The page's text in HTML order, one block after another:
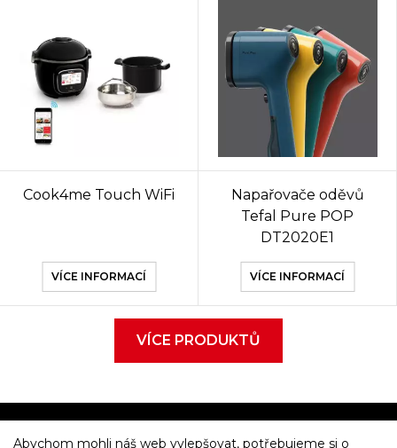
Cook4me Touch WiFi
VÍCE INFORMACÍ
Napařovače oděvů
Tefal Pure POP
DT2020E1
VÍCE INFORMACÍ
VÍCE PRODUKTŮ
Abychom mohli náš web vylepšovat, potřebujeme si o